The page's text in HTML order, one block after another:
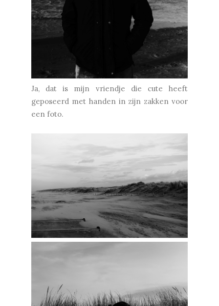
Ja, dat is mijn vriendje die cute heeft
geposeerd met handen in zijn zakken voor
een foto.